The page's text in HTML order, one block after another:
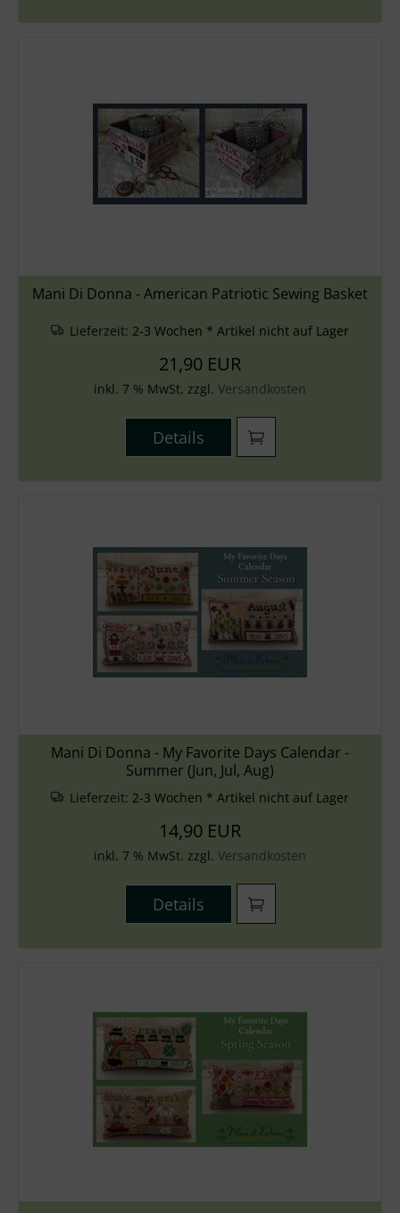
Mani Di Donna - American Patriotic Sewing Basket
Lieferzeit: 2-3 Wochen * Artikel nicht auf Lager
21,90 EUR
inkl. 7 % MwSt. zzgl. Versandkosten
Details
Mani Di Donna - My Favorite Days Calendar -
Summer (Jun, Jul, Aug)
Lieferzeit: 2-3 Wochen * Artikel nicht auf Lager
14,90 EUR
inkl. 7 % MwSt. zzgl. Versandkosten
Details